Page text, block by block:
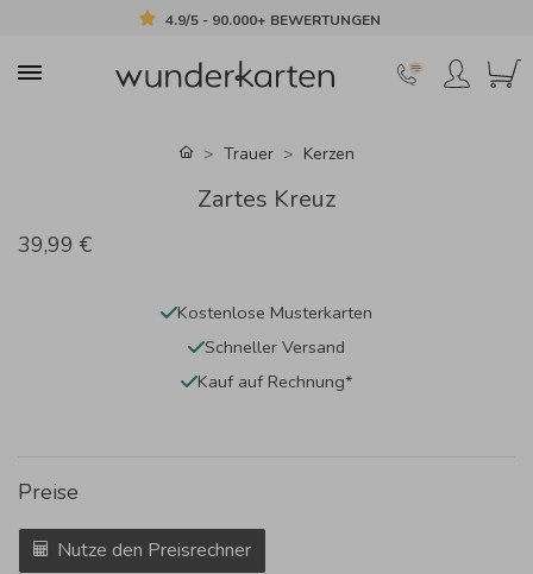
4.9/5 - 90.000+ BEWERTUNGEN
Trauer Kerzen
Zartes Kreuz
39,99 €
Kostenlose Musterkarten
Schneller Versand
Kauf auf Rechnung*
Preise
Nutze den Preisrechner